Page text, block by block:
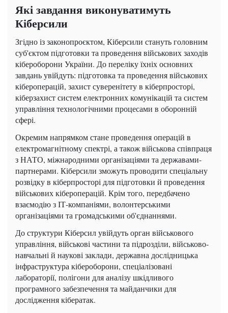
Які завдання виконуватимуть
Кіберсили
Згідно із законопроєктом, Кіберсили стануть головним
суб'єктом підготовки та проведення військових заходів
кібероборони України. До переліку їхніх основних
завдань увійдуть: підготовка та проведення військових
кібероперацій, захист суверенітету в кіберпросторі,
кіберзахист систем електронних комунікацій та систем
управління технологічними процесами в оборонній
сфері.
Окремим напрямком стане проведення операцій в
електромагнітному спектрі, а також військова співпраця
з НАТО, міжнародними організаціями та державами-
партнерами. Кіберсили зможуть проводити спеціальну
розвідку в кіберпросторі для підготовки й проведення
військових кібероперацій. Крім того, передбачено
взаємодію з ІТ-компаніями, волонтерськими
організаціями та громадськими об'єднаннями.
До структури Кіберсил увійдуть орган військового
управління, військові частини та підрозділи, військово-
навчальні й наукові заклади, державна дослідницька
інфраструктура кібероборони, спеціалізовані
лабораторії, полігони для аналізу шкідливого
програмного забезпечення та майданчики для
дослідження кібератак.